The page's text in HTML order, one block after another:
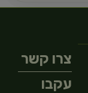
צרו קשר
עקבו